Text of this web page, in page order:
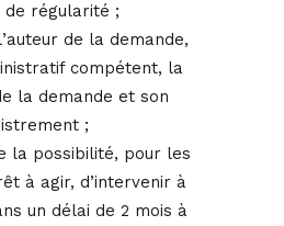
régularité ;
de la demande,
compétent, la
la demande et son
;
la possibilité, pour les
à agir, d’intervenir à
un délai de 2 mois à